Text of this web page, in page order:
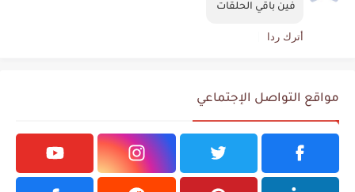
فين باقي الحلقات
أترك ردا
مواقع التواصل الإجتماعي